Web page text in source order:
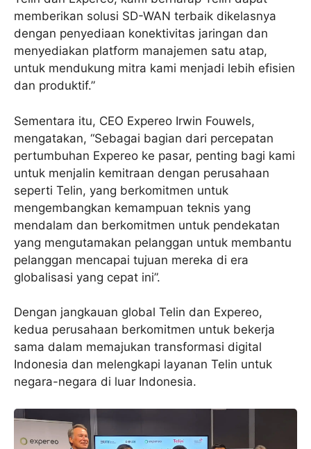
memberikan solusi SD-WAN terbaik dikelasnya
dengan penyediaan konektivitas jaringan dan
menyediakan platform manajemen satu atap,
untuk mendukung mitra kami menjadi lebih efisien
dan produktif.”
Sementara itu, CEO Expereo Irwin Fouwels,
mengatakan, “Sebagai bagian dari percepatan
pertumbuhan Expereo ke pasar, penting bagi kami
untuk menjalin kemitraan dengan perusahaan
seperti Telin, yang berkomitmen untuk
mengembangkan kemampuan teknis yang
mendalam dan berkomitmen untuk pendekatan
yang mengutamakan pelanggan untuk membantu
pelanggan mencapai tujuan mereka di era
globalisasi yang cepat ini”.
Dengan jangkauan global Telin dan Expereo,
kedua perusahaan berkomitmen untuk bekerja
sama dalam memajukan transformasi digital
Indonesia dan melengkapi layanan Telin untuk
negara-negara di luar Indonesia.